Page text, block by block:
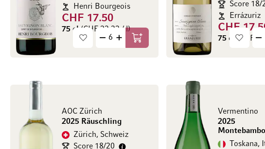
Henri Bourgeois
CHF 17.50
75 cl (CHF 23.33 / l)
In den Warenkorb
Score 18/
Errázuriz
CHF
75 cl (CHF
AOC Zürich
2025 Räuschling
Zürich, Schweiz
Score 18/20
Vermentino
2025
Toskana,